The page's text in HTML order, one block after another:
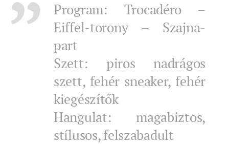
Program: Trocadéro –
Eiffel-torony – Szajna-
part
Szett: piros nadrágos
szett, fehér sneaker, fehér
kiegészítők
Hangulat: magabiztos,
stílusos, felszabadult